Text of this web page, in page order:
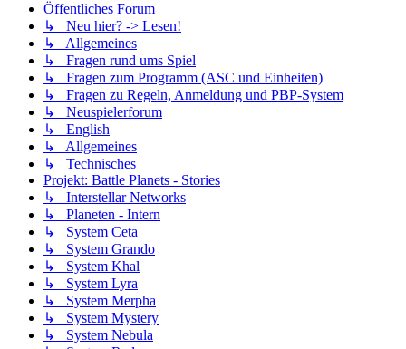
Öffentliches Forum
↳ Neu hier? -> Lesen!
↳ Allgemeines
↳ Fragen rund ums Spiel
↳ Fragen zum Programm (ASC und Einheiten)
↳ Fragen zu Regeln, Anmeldung und PBP-System
↳ Neuspielerforum
↳ English
↳ Allgemeines
↳ Technisches
Projekt: Battle Planets - Stories
↳ Interstellar Networks
↳ Planeten - Intern
↳ System Ceta
↳ System Grando
↳ System Khal
↳ System Lyra
↳ System Merpha
↳ System Mystery
↳ System Nebula